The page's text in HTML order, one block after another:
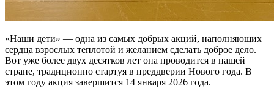
«Наши дети» — одна из самых добрых акций, наполняющих
сердца взрослых теплотой и желанием сделать доброе дело.
Вот уже более двух десятков лет она проводится в нашей
стране, традиционно стартуя в преддверии Нового года. В
этом году акция завершится 14 января 2026 года.